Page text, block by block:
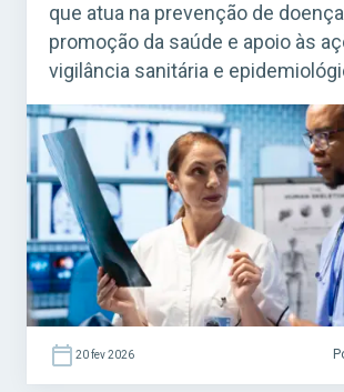
que atua na prevenção de
promoção da saúde e apoio às
vigilância sanitária e
fundamental para o
Sistema Único de Saúde (SUS).
o Curso Grátis INSS 2026! O
procurado em concursos
e municipais, […]
20 fev 2026